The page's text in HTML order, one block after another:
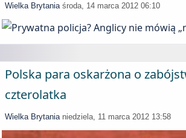
Wielka Brytania środa, 14 marca 2012 06:10
Polska para oskarżona o
czterolatka
Wielka Brytania niedziela, 11 marca 2012 13:58